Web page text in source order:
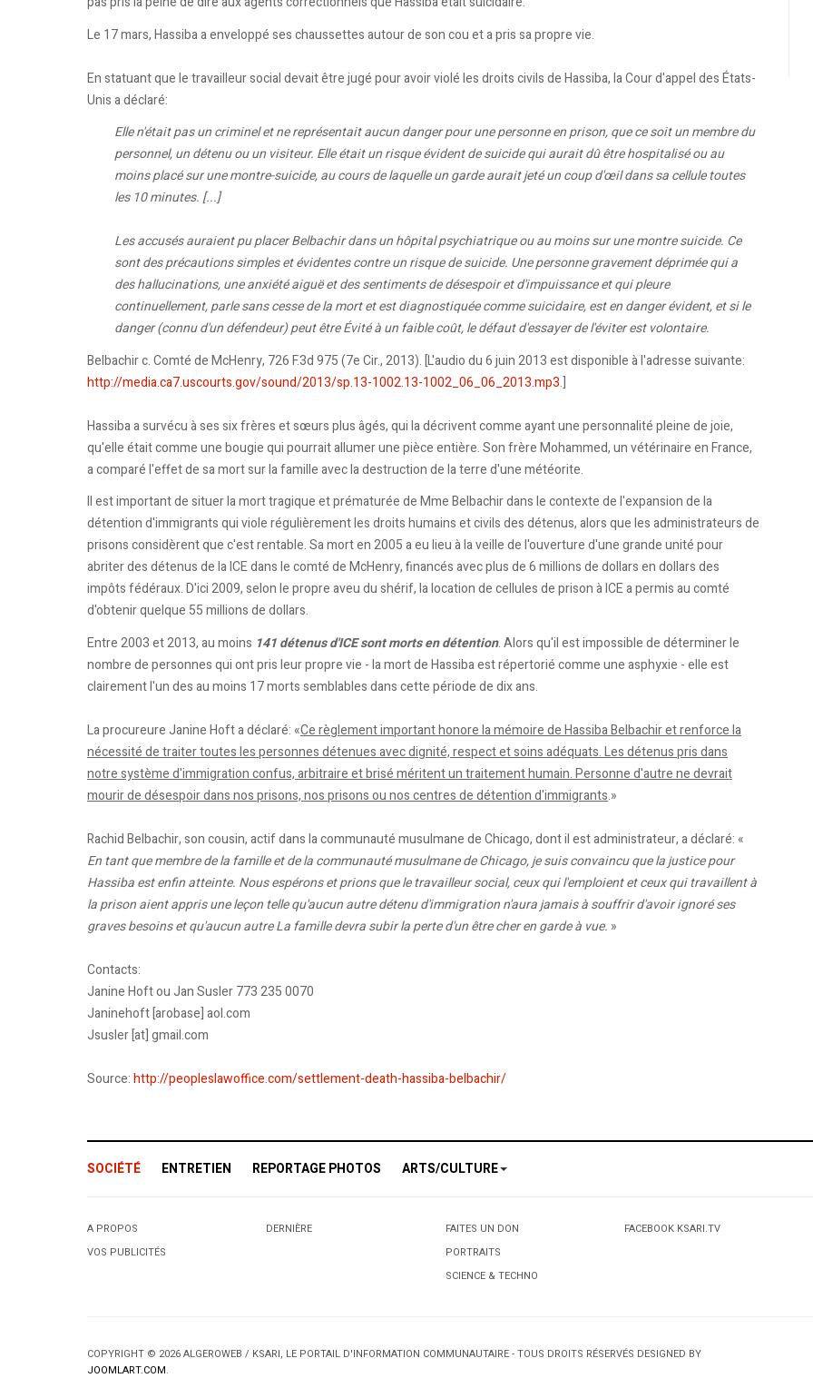
Le 17 mars, Hassiba a enveloppé ses chaussettes autour de son cou et a pris sa propre vie.
En statuant que le travailleur social devait être jugé pour avoir violé les droits civils de Hassiba, la Cour d'appel des États-
Unis a déclaré:
Elle n'était pas un criminel et ne représentait aucun danger pour une personne en prison, que ce soit un membre du
personnel, un détenu ou un visiteur. Elle était un risque évident de suicide qui aurait dû être hospitalisé ou au
moins placé sur une montre-suicide, au cours de laquelle un garde aurait jeté un coup d'œil dans sa cellule toutes
les 10 minutes. [...]
Les accusés auraient pu placer Belbachir dans un hôpital psychiatrique ou au moins sur une montre suicide. Ce
sont des précautions simples et évidentes contre un risque de suicide. Une personne gravement déprimée qui a
des hallucinations, une anxiété aiguë et des sentiments de désespoir et d'impuissance et qui pleure
continuellement, parle sans cesse de la mort et est diagnostiquée comme suicidaire, est en danger évident, et si le
danger (connu d'un défendeur) peut être Évité à un faible coût, le défaut d'essayer de l'éviter est volontaire.
Belbachir c. Comté de McHenry, 726 F.3d 975 (7e Cir., 2013). [L'audio du 6 juin 2013 est disponible à l'adresse suivante:
http://media.ca7.uscourts.gov/sound/2013/sp.13-1002.13-1002_06_06_2013.mp3.]
Hassiba a survécu à ses six frères et sœurs plus âgés, qui la décrivent comme ayant une personnalité pleine de joie,
qu'elle était comme une bougie qui pourrait allumer une pièce entière. Son frère Mohammed, un vétérinaire en France,
a comparé l'effet de sa mort sur la famille avec la destruction de la terre d'une météorite.
Il est important de situer la mort tragique et prématurée de Mme Belbachir dans le contexte de l'expansion de la
détention d'immigrants qui viole régulièrement les droits humains et civils des détenus, alors que les administrateurs de
prisons considèrent que c'est rentable. Sa mort en 2005 a eu lieu à la veille de l'ouverture d'une grande unité pour
abriter des détenus de la ICE dans le comté de McHenry, financés avec plus de 6 millions de dollars en dollars des
impôts fédéraux. D'ici 2009, selon le propre aveu du shérif, la location de cellules de prison à ICE a permis au comté
d'obtenir quelque 55 millions de dollars.
Entre 2003 et 2013, au moins 141 détenus d'ICE sont morts en détention. Alors qu'il est impossible de déterminer le
nombre de personnes qui ont pris leur propre vie - la mort de Hassiba est répertorié comme une asphyxie - elle est
clairement l'un des au moins 17 morts semblables dans cette période de dix ans.
La procureure Janine Hoft a déclaré: «Ce règlement important honore la mémoire de Hassiba Belbachir et renforce la
nécessité de traiter toutes les personnes détenues avec dignité, respect et soins adéquats. Les détenus pris dans
notre système d'immigration confus, arbitraire et brisé méritent un traitement humain. Personne d'autre ne devrait
mourir de désespoir dans nos prisons, nos prisons ou nos centres de détention d'immigrants.»
Rachid Belbachir, son cousin, actif dans la communauté musulmane de Chicago, dont il est administrateur, a déclaré: «
En tant que membre de la famille et de la communauté musulmane de Chicago, je suis convaincu que la justice pour
Hassiba est enfin atteinte. Nous espérons et prions que le travailleur social, ceux qui l'emploient et ceux qui travaillent à
la prison aient appris une leçon telle qu'aucun autre détenu d'immigration n'aura jamais à souffrir d'avoir ignoré ses
graves besoins et qu'aucun autre La famille devra subir la perte d'un être cher en garde à vue. »
Contacts:
Janine Hoft ou Jan Susler 773 235 0070
Janinehoft [arobase] aol.com
Jsusler [at] gmail.com
Source:http://peopleslawoffice.com/settlement-death-hassiba-belbachir/
SOCIÉTÉ ENTRETIEN REPORTAGE PHOTOS ARTS/CULTURE
A PROPOS
VOS PUBLICITÉS
DERNIÈRE
FAITES UN DON
PORTRAITS
SCIENCE & TECHNO
FACEBOOK KSARI.TV
COPYRIGHT © 2026 ALGEROWEB / KSARI, LE PORTAIL D'INFORMATION COMMUNAUTAIRE - TOUS DROITS RÉSERVÉS DESIGNED BY
JOOMLART.COM.